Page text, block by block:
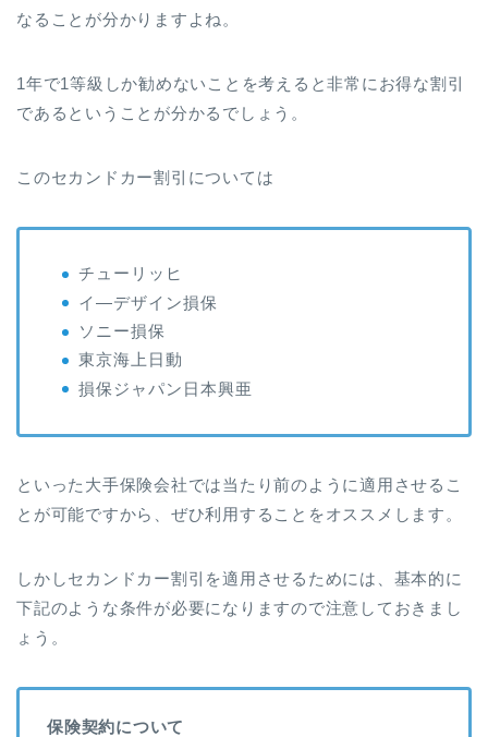
なることが分かりますよね。
1年で1等級しか勧めないことを考えると非常にお得な割引
であるということが分かるでしょう。
このセカンドカー割引については
チューリッヒ
イ―デザイン損保
ソニー損保
東京海上日動
損保ジャパン日本興亜
といった大手保険会社では当たり前のように適用させるこ
とが可能ですから、ぜひ利用することをオススメします。
しかしセカンドカー割引を適用させるためには、基本的に
下記のような条件が必要になりますので注意しておきまし
ょう。
保険契約について